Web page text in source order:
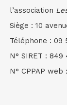
l’association
Siège : 10
Téléphone : 09
N° SIRET : 849
N° CPPAP web